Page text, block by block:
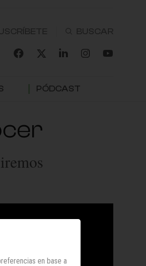
PÓDCAST
en base a